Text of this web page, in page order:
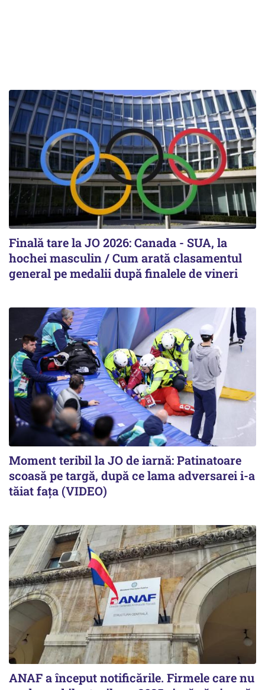
Finală tare la JO 2026: Canada - SUA, la
hochei masculin / Cum arată clasamentul
general pe medalii după finalele de vineri
Moment teribil la JO de iarnă: Patinatoare
scoasă pe targă, după ce lama adversarei i-a
tăiat fața (VIDEO)
ANAF a început notificările. Firmele care nu